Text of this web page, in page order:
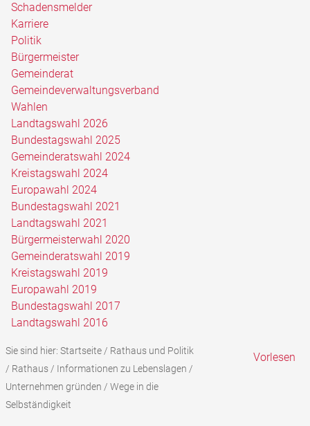
Schadensmelder
Karriere
Politik
Bürgermeister
Gemeinderat
Gemeindeverwaltungsverband
Wahlen
Landtagswahl 2026
Bundestagswahl 2025
Gemeinderatswahl 2024
Kreistagswahl 2024
Europawahl 2024
Bundestagswahl 2021
Landtagswahl 2021
Bürgermeisterwahl 2020
Gemeinderatswahl 2019
Kreistagswahl 2019
Europawahl 2019
Bundestagswahl 2017
Landtagswahl 2016
Sie sind hier: Startseite/ Rathaus und Politik
/ Rathaus/ Informationen zu Lebenslagen /
Unternehmen gründen / Wege in die
Selbständigkeit
Vorlesen